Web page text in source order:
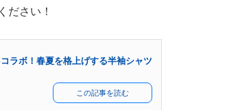
ださい！
ラボ！春夏を格上げする半袖シャツ
この記事を読む